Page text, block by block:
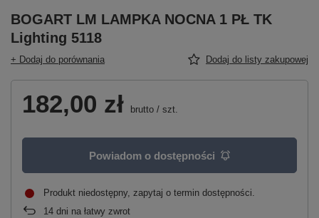
BOGART LM LAMPKA NOCNA 1 PŁ TK
Lighting 5118
+ Dodaj do porównania Dodaj do listy zakupowej
182,00 zł brutto / szt.
Powiadom o dostępności
Produkt niedostępny, zapytaj o termin dostępności
14 dni na łatwy zwrot